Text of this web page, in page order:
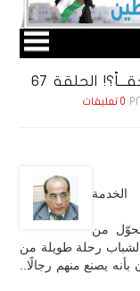
الحلقة 67
0 تعليقات
الخدمة
من
رحلة طويلة من
بأنه يصنع منهم رجالًا..